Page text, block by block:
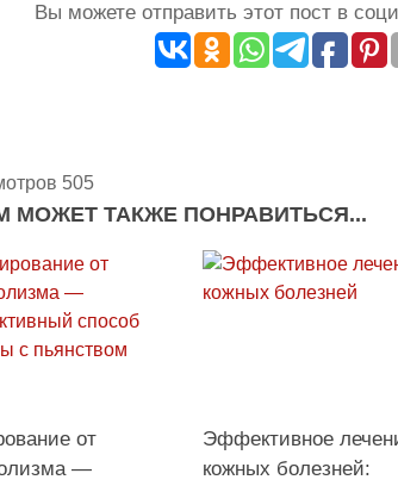
Вы можете отправить этот пост в
505
МОЖЕТ ТАКЖЕ ПОНРАВИТЬСЯ...
от
—
Эффективное
кожных болезней: